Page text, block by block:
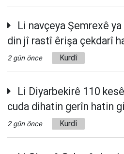
Li navçeya Şemrexê
din jî rastî êrişa çekdarî
2 gün önce Kurdî
Li Diyarbekirê 110
cuda dihatin gerîn hatin
2 gün önce Kurdî